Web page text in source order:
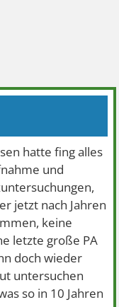
hatte fing alles
und
jetzt nach Jahren
keine
letzte große PA
doch wieder
untersuchen
so in 10 Jahren